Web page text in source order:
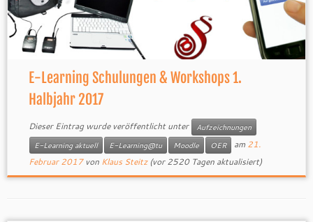
E-Learning Schulungen & Workshops 1.
Halbjahr 2017
Dieser Eintrag wurde veröffentlicht unter
Aufzeichnungen
E-Learning aktuell
E-Learning@tu Moodle OER am 21.
Februar 2017 von Klaus Steitz(vor 2520 Tagen aktualisiert)